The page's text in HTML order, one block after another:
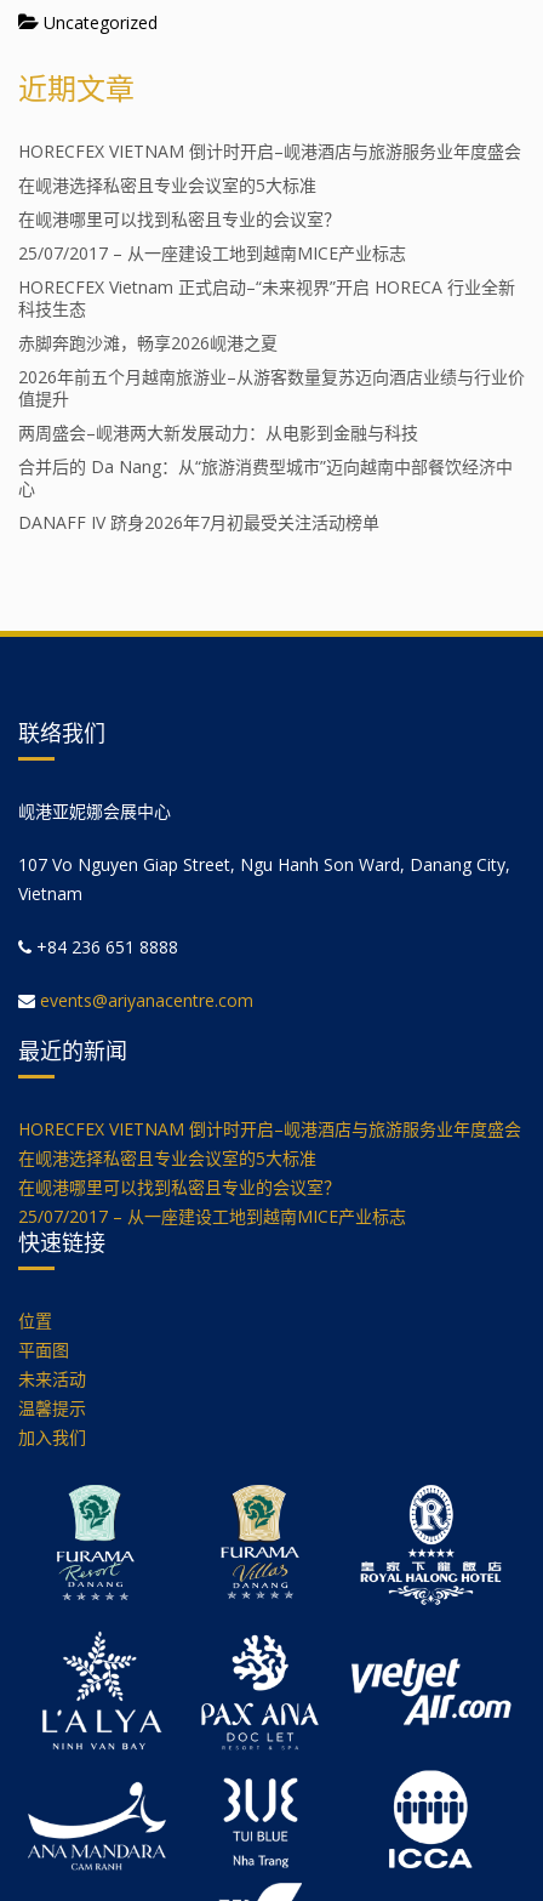
Uncategorized
近期文章
HORECFEX VIETNAM 倒计时开启–岘港酒店与旅游服务业年度盛会
在岘港选择私密且专业会议室的5大标准
在岘港哪里可以找到私密且专业的会议室？
25/07/2017 – 从一座建设工地到越南MICE产业标志
HORECFEX Vietnam 正式启动–“未来视界”开启 HORECA 行业全新
科技生态
赤脚奔跑沙滩，畅享2026岘港之夏
2026年前五个月越南旅游业–从游客数量复苏迈向酒店业绩与行业价
值提升
两周盛会–岘港两大新发展动力：从电影到金融与科技
合并后的 Da Nang：从“旅游消费型城市”迈向越南中部餐饮经济中
心
DANAFF IV 跻身2026年7月初最受关注活动榜单
联络我们
岘港亚妮娜会展中心
107 Vo Nguyen Giap Street, Ngu Hanh Son Ward, Danang City,
Vietnam
+84 236 651 8888
events@ariyanacentre.com
最近的新闻
HORECFEX VIETNAM 倒计时开启–岘港酒店与旅游服务业年度盛会
在岘港选择私密且专业会议室的5大标准
在岘港哪里可以找到私密且专业的会议室？
25/07/2017 – 从一座建设工地到越南MICE产业标志
快速链接
位置
平面图
未来活动
温馨提示
加入我们